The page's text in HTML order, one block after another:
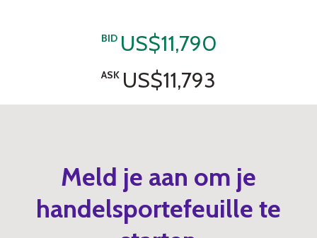
BID US$11,790
ASK US$11,793
Meld je aan om je
handelsportefeuille te